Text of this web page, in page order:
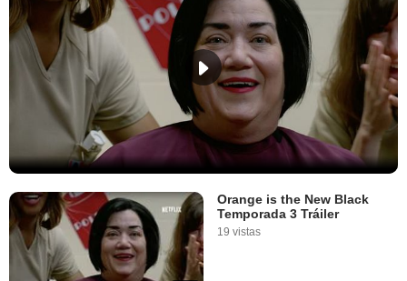
Orange is the New Black
Temporada 3 Tráiler
19 vistas